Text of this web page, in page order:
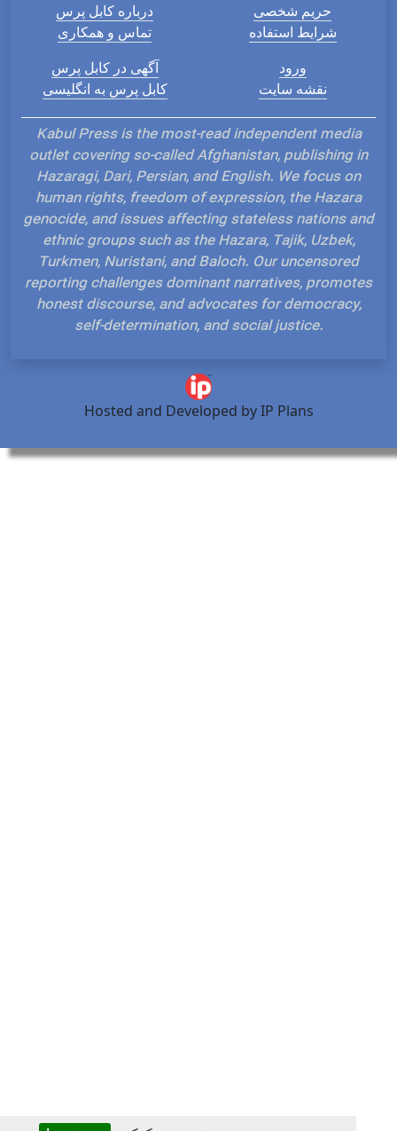
درباره کابل پرس
تماس و همکاری
حریم شخصی
شرایط استفاده
آگهی در کابل پرس
کابل پرس به انگلیسی
نقشه سایت
Kabul Press is the most-read independent
outlet covering so-called Afghanistan, publishing
Hazaragi, Dari, Persian, and English. We focus
human rights, freedom of expression, the
genocide, and issues affecting stateless nations
ethnic groups such as the Hazara, Tajik, Uzbek,
Turkmen, Nuristani, and Baloch. Our
reporting challenges dominant narratives,
honest discourse, and advocates for
self-determination, and social justice.
Hosted and Developed by IP Plans